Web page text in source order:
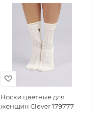
Носки цветные для
женщин Clever 179777